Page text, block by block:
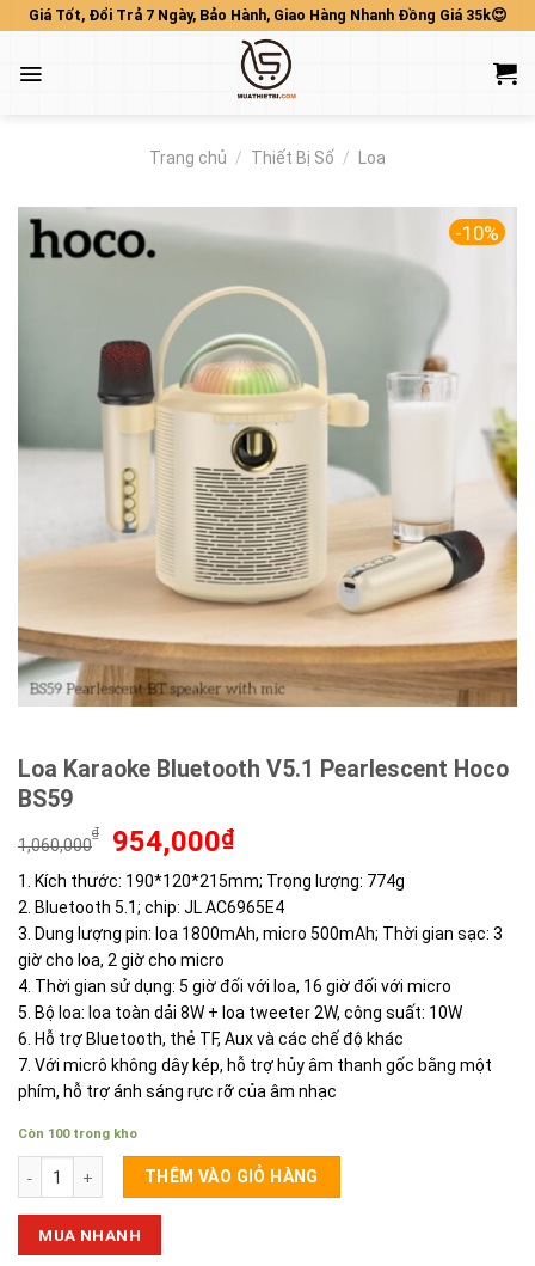
Skip
content
Giá Tốt, Đổi Trả 7 Ngày, Bảo Hành, Giao Hàng Nhanh Đồng Giá 35k😍
Trang chủ / Thiết Bị Số / Loa
-10%
Loa Karaoke Bluetooth V5.1 Pearlescent Hoco
BS59
1,060,000
₫
Giá
là:
1,060,000₫.
954,000₫Giá
tại
là:
954,000₫.
1. Kích thước: 190*120*215mm; Trọng lượng: 774g
2. Bluetooth 5.1; chip: JL AC6965E4
3. Dung lượng pin: loa 1800mAh, micro 500mAh; Thời gian sạc: 3
giờ cho loa, 2 giờ cho micro
4. Thời gian sử dụng: 5 giờ đối với loa, 16 giờ đối với micro
5. Bộ loa: loa toàn dải 8W + loa tweeter 2W, công suất: 10W
6. Hỗ trợ Bluetooth, thẻ TF, Aux và các chế độ khác
7. Với micrô không dây kép, hỗ trợ hủy âm thanh gốc bằng một
phím, hỗ trợ ánh sáng rực rỡ của âm nhạc
Còn 100 trong kho
Loa Karaoke Bluetooth V5.1 Pearlescent Hoco BS59 số lượng
THÊM VÀO GIỎ HÀNG
MUA NHANH